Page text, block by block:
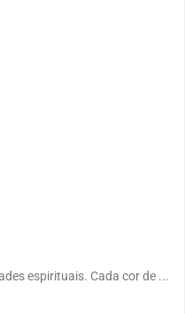
espirituais. Cada cor de ...